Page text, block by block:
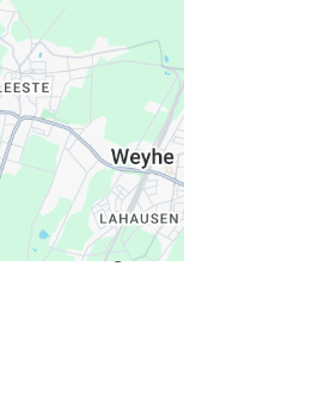
Vereinbarung am